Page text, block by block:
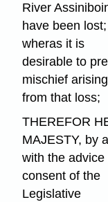
River
have been
wheras it is
desirable to
mischief arising
from that loss;
THEREFOR
MAJESTY, by
with the advice
consent of the
Legislative